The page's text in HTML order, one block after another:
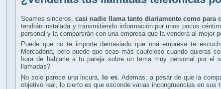
Seamos sinceros, casi nadie llama tanto diariamente como para
tendrán instalada y transmitiendo información por unos pocos
personal y la compartirán con una empresa que la venderá al mejor
Puede que no te importe demasiado que una empresa te
Mercadona, pero puede que seas más cauteloso cuando quieras
hora de hablarle a tu pareja sobre un tema muy personal por el
llamadas?
No solo parece una locura,
lo es . Además, a pesar de que la
objetivo real, lo cierto es que esconde varias incongruencias en sus